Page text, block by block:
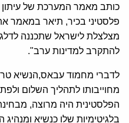
כותב מאמר המערכת של
פלסטיני בכיר, תיאר במאמר
מצלצלת לישראל שתכננה
להתקרב למדינות ערב".
לדברי מחמוד עבאס,הנשיא
מחוייבותו לתהליך השלום
הפלסטינית היה מרוצה,
בלגיטימיות שלו כנשיא